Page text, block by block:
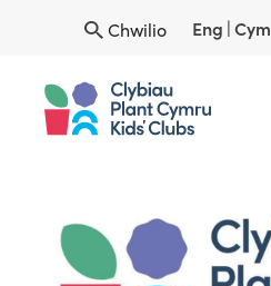
Chwilio Eng |Cym